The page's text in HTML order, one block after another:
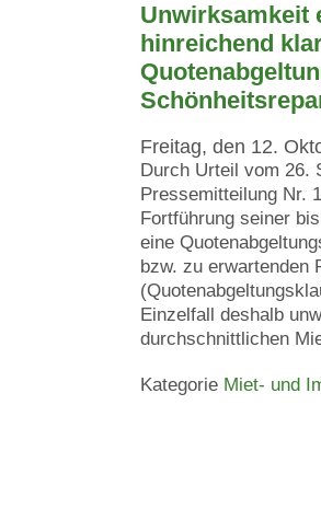
Unwirksamkeit
hinreichend
Freitag, den 12.
Durch Urteil vom 26.
Pressemitteilung Nr.
Fortführung seiner
eine
bzw. zu erwartenden
Einzelfall deshalb
durchschnittlichen
Kategorie Miet- und